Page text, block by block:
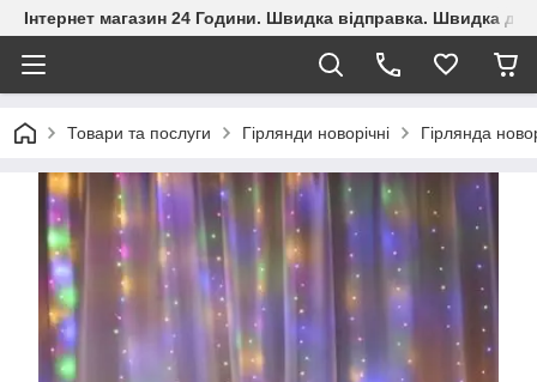
Інтернет магазин 24 Години. Швидка відправка. Швидка
Товари та послуги Гірлянди новорічні Гірлянда